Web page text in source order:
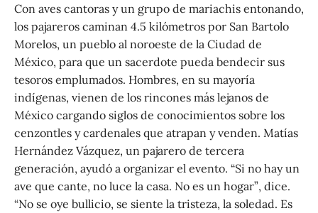
Con aves cantoras y un grupo de mariachis entonando,
los pajareros caminan 4.5 kilómetros por San Bartolo
Morelos, un pueblo al noroeste de la Ciudad de
México, para que un sacerdote pueda bendecir sus
tesoros emplumados. Hombres, en su mayoría
indígenas, vienen de los rincones más lejanos de
México cargando siglos de conocimientos sobre los
cenzontles y cardenales que atrapan y venden. Matías
Hernández Vázquez, un pajarero de tercera
generación, ayudó a organizar el evento. “Si no hay un
ave que cante, no luce la casa. No es un hogar”, dice.
“No se oye bullicio, se siente la tristeza, la soledad. Es